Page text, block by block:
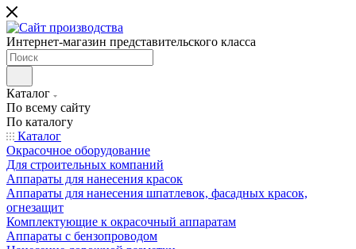
Интернет-магазин представительского класса
Каталог
По всему сайту
По каталогу
Каталог
Окрасочное оборудование
Для строительных компаний
Аппараты для нанесения красок
Аппараты для нанесения шпатлевок, фасадных красок,
огнезащит
Комплектующие к окрасочный аппаратам
Аппараты с бензопроводом